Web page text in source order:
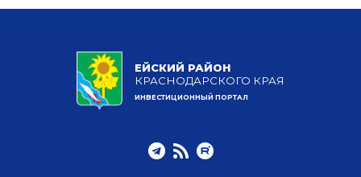
ЕЙСКИЙ РАЙОН
КРАСНОДАРСКОГО КРАЯ
ИНВЕСТИЦИОННЫЙ ПОРТАЛ